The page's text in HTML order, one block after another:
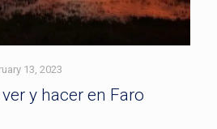
13, 2023
y hacer en Faro